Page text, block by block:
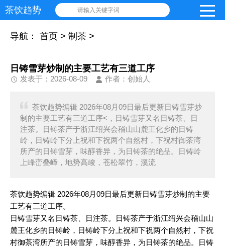
茶饮趋势 请输入关键字词
导航： 首页 > 制茶 >
日铸雪芽炒制的主要工艺有三道工序
发表于：2026-08-09 作者：创始人
茶饮趋势编辑 2026年08月09日最后更新日铸雪芽炒
制的主要工艺有三道工序<，日铸雪芽又名日铸茶、日
注茶。日铸茶产于浙江绍兴会稽山山麓王化乡的日铸
岭，日铸岭下分上祝和下祝两个自然村，下祝村御茶湾
所产的日铸雪芽，味醇香异，为日铸茶的绝品。日铸岭
上峰峦叠嶂，地势高峻，苍松翠竹，溪流
茶饮趋势编辑 2026年08月09日最后更新日铸雪芽炒制的主要
工艺有三道工序。
日铸雪芽又名日铸茶、日注茶。日铸茶产于浙江绍兴会稽山山
麓王化乡的日铸岭，日铸岭下分上祝和下祝两个自然村，下祝
村御茶湾所产的日铸雪芽，味醇香异，为日铸茶的绝品。日铸